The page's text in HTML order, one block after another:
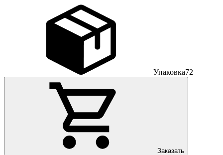
Упаковка72
Заказать